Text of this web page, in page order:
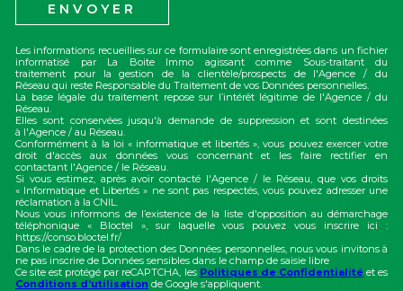
ENVOYER
Les informations recueillies sur ce formulaire sont enregistrées dans un fichier
informatisé par La Boite Immo agissant comme Sous-traitant du
traitement pour la gestion de la clientèle/prospects de l'Agence / du
Réseau qui reste Responsable du Traitement de vos Données personnelles.
La base légale du traitement repose sur l’intérêt légitime de l'Agence / du
Réseau.
Elles sont conservées jusqu'à demande de suppression et sont destinées
à l'Agence / au Réseau.
Conformément à la loi « informatique et libertés », vous pouvez exercer votre
droit d'accès aux données vous concernant et les faire rectifier en
contactant l'Agence / le Réseau.
Si vous estimez, après avoir contacté l'Agence / le Réseau, que vos droits
« Informatique et Libertés » ne sont pas respectés, vous pouvez adresser une
réclamation à la CNIL.
Nous vous informons de l’existence de la liste d'opposition au démarchage
téléphonique « Bloctel », sur laquelle vous pouvez vous inscrire ici :
https://conso.bloctel.fr/
Dans le cadre de la protection des Données personnelles, nous vous invitons à
ne pas inscrire de Données sensibles dans le champ de saisie libre
Ce site est protégé par reCAPTCHA, les Politiques de Confidentialité et es
Conditions d'utilisation de Google s'appliquent.